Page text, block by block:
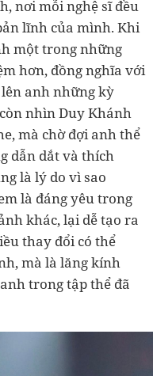
nơi mỗi nghệ sĩ đều
lĩnh của mình. Khi
một trong những
hơn, đồng nghĩa với
anh những kỳ
nhìn Duy Khánh
mà chờ đợi anh thể
dẫn dắt và thích
là lý do vì sao
là đáng yêu trong
khác, lại dễ tạo ra
thay đổi có thể
mà là lăng kính
trong tập thể đã